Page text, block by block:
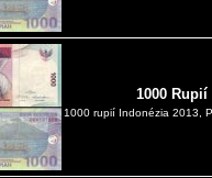
1000 Rupií
1000 rupií Indonézia 2013,